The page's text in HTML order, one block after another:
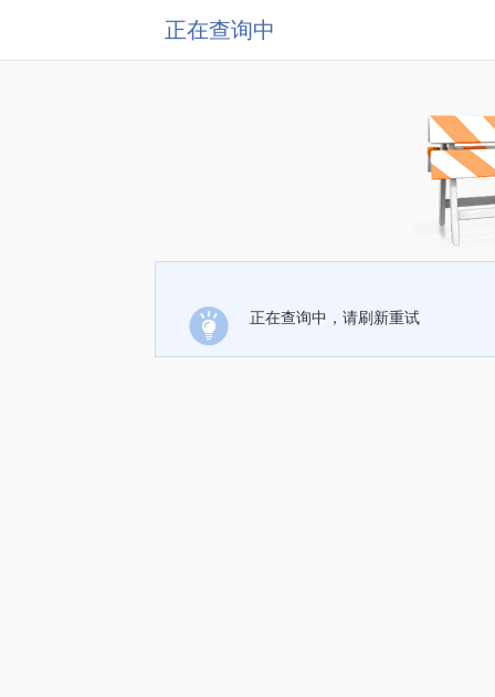
正在查询中
正在查询中，请刷新重试